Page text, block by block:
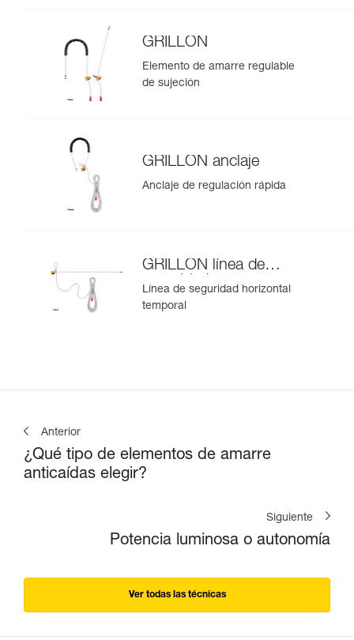
GRILLON
Elemento de amarre regulable
de sujeción
GRILLON anclaje
Anclaje de regulación rápida
GRILLON línea de
seguridad
Línea de seguridad horizontal
temporal
Anterior
¿Qué tipo de elementos de amarre
anticaídas elegir?
Siguiente
Potencia luminosa o autonomía
Ver todas las técnicas